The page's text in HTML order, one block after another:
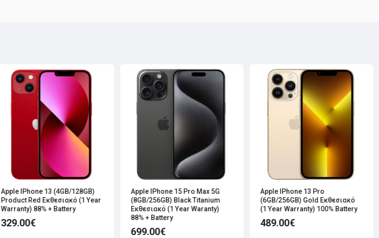
Apple IPhone 13 (4GB/128GB)
Product Red Εκθεσιακό (1 Year
Warranty) 88% + Battery
329.00€
Apple IPhone 15 Pro Max 5G
(8GB/256GB) Black Titanium
Εκθεσιακό (1 Year Waranty)
88% + Battery
699.00€
Apple IPhone 13 Pro
(6GB/256GB) Gold Εκθεσιακό
(1 Year Warranty) 100% Battery
489.00€